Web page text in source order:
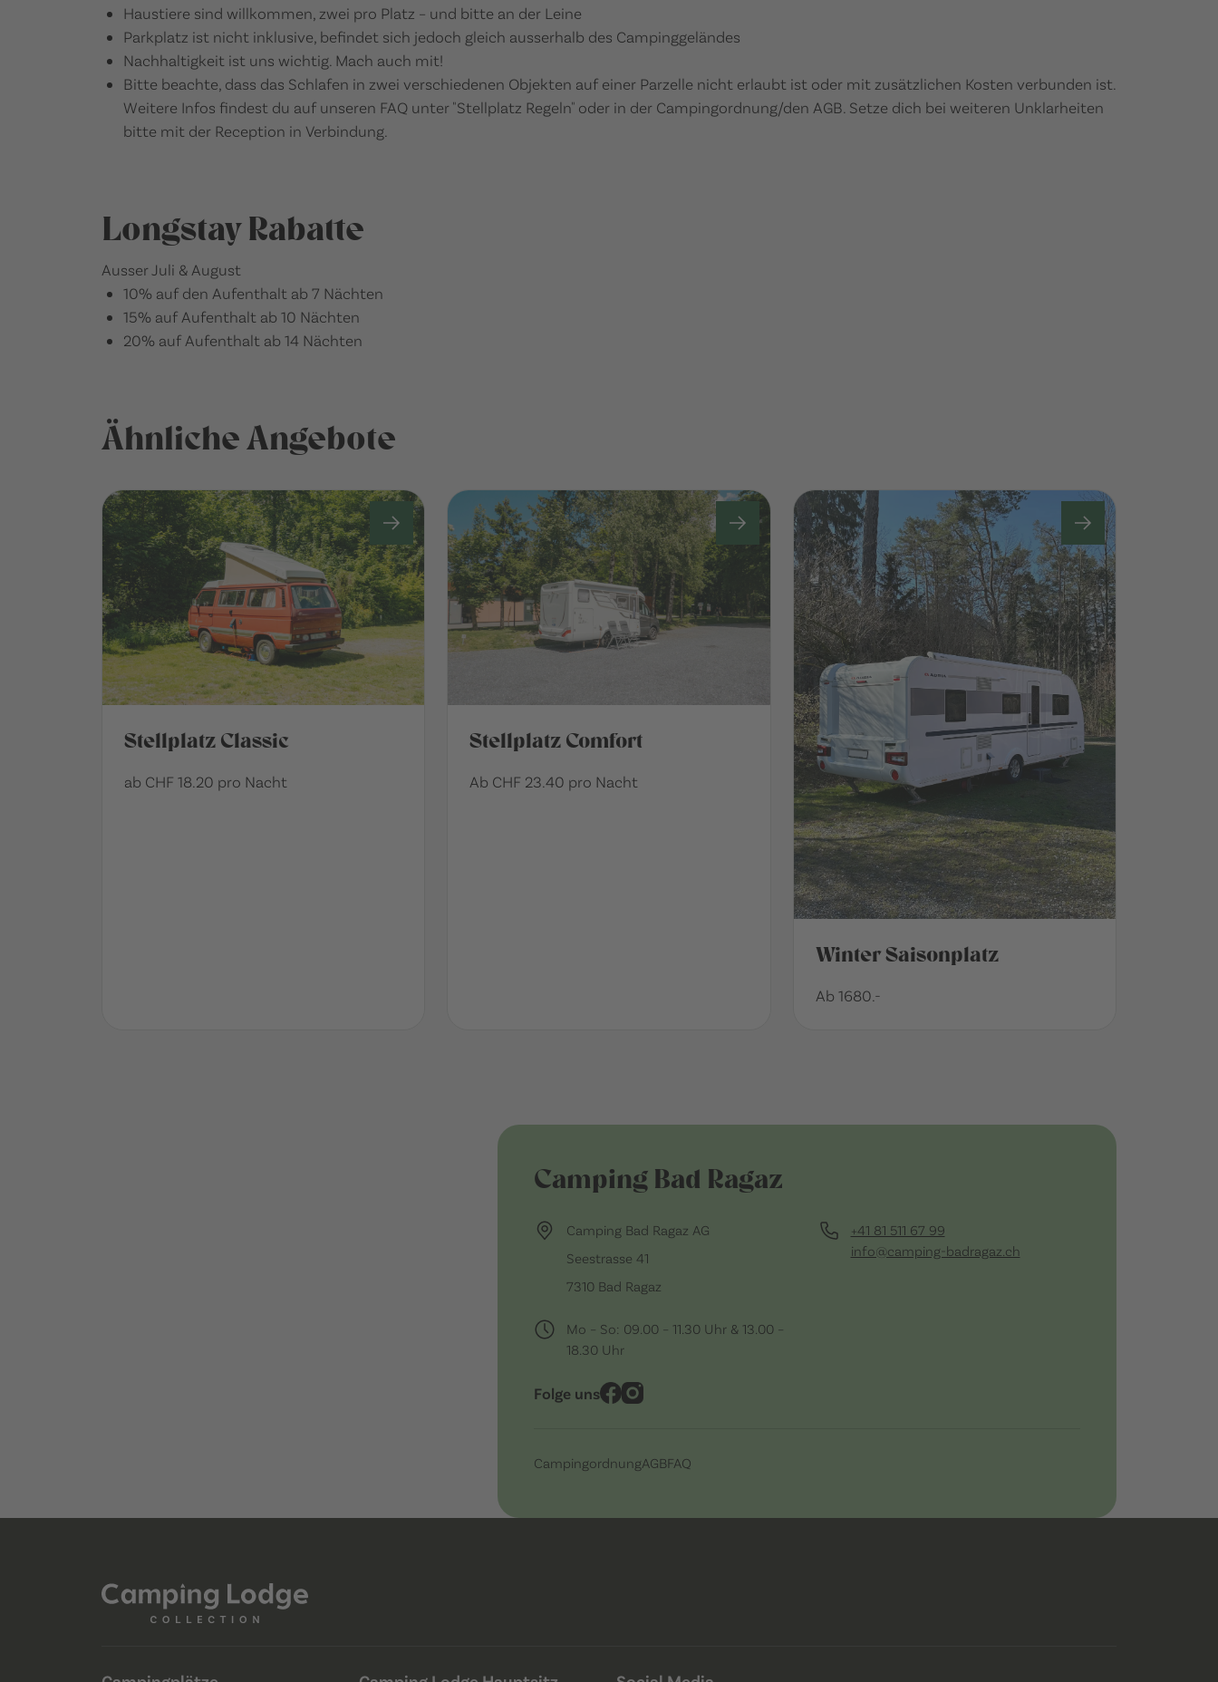
Haustiere sind willkommen, zwei pro Platz ­­– und bitte an der Leine
Parkplatz ist nicht inklusive, befindet sich jedoch gleich ausserhalb des Campinggeländes
Nachhaltigkeit ist uns wichtig. Mach auch mit!
Bitte beachte, dass das Schlafen in zwei verschiedenen Objekten auf einer Parzelle nicht erlaubt ist oder mit zusätzlichen Kosten verbunden ist.
Weitere Infos findest du auf unseren FAQ unter "Stellplatz Regeln" oder in der Campingordnung/den AGB. Setze dich bei weiteren Unklarheiten
bitte mit der Reception in Verbindung.
Longstay Rabatte
Ausser Juli & August
10% auf den Aufenthalt ab 7 Nächten
15% auf Aufenthalt ab 10 Nächten
20% auf Aufenthalt ab 14 Nächten
Ähnliche Angebote
Stellplatz Classic
ab CHF 18.20 pro Nacht
Stellplatz Comfort
Ab CHF 23.40 pro Nacht
Winter Saisonplatz
Ab 1680.-
Camping Bad Ragaz
Camping Bad Ragaz AG
Seestrasse 41
7310 Bad Ragaz
+41 81 511 67 99
info@camping-badragaz.ch
Mo – So: 09.00 – 11.30 Uhr & 13.00 –
18.30 Uhr
Folge uns
CampingordnungAGBFAQ